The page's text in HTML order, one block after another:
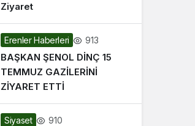
Ziyaret
Erenler Haberleri 913
BAŞKAN ŞENOL DİNÇ 15
TEMMUZ GAZİLERİNİ
ZİYARET ETTİ
Siyaset 910